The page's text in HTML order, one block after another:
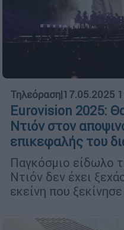
Τηλεόραση|17.05.2025
Eurovision 2025:
Ντιόν στον
επικεφαλής του
Παγκόσμιο είδωλο
Ντιόν δεν έχει
εκείνη που